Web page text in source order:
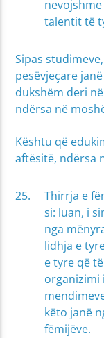
talentit të
Sipas
pesëvjeçare
dukshëm deri
ndërsa në
Kështu që
aftësitë, ndërsa
Thirrja e
si: luan, i
nga
lidhja e
e tyre që
organizimi
këto janë
fëmijëve.